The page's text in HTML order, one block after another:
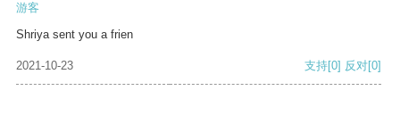
游客
Shriya sent you a frien
2021-10-23 支持[0] 反对[0]